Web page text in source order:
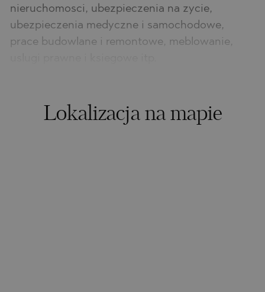
nieruchomosci, ubezpieczenia na zycie,
ubezpieczenia medyczne i samochodowe,
prace budowlane i remontowe, meblowanie,
Lokalizacja na mapie